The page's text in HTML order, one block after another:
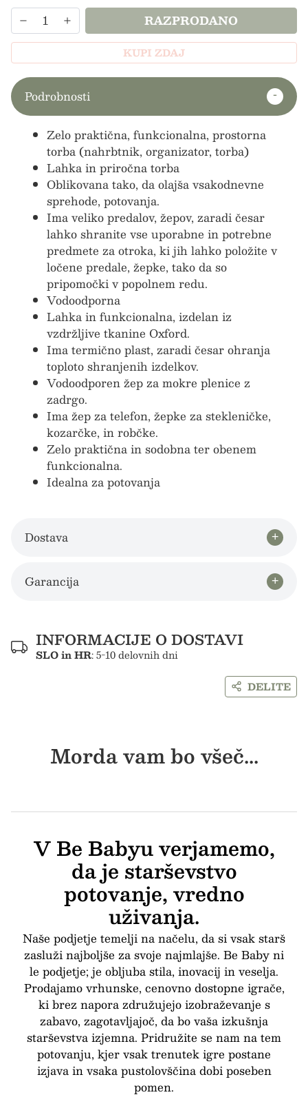
RAZPRODANO
KUPI ZDAJ
Podrobnosti
Zelo praktična, funkcionalna, prostorna
torba (nahrbtnik, organizator, torba)
Lahka in priročna torba
Oblikovana tako, da olajša vsakodnevne
sprehode, potovanja.
Ima veliko predalov, žepov, zaradi česar
lahko shranite vse uporabne in potrebne
predmete za otroka, ki jih lahko položite v
ločene predale, žepke, tako da so
pripomočki v popolnem redu.
Vodoodporna
Lahka in funkcionalna, izdelan iz
vzdržljive tkanine Oxford.
Ima termično plast, zaradi česar ohranja
toploto shranjenih izdelkov.
Vodoodporen žep za mokre plenice z
zadrgo.
Ima žep za telefon, žepke za stekleničke,
kozarčke, in robčke.
Zelo praktična in sodobna ter obenem
funkcionalna.
Idealna za potovanja
Dostava
Garancija
INFORMACIJE O DOSTAVI
SLO in HR: 5-10 delovnih dni
DELITE
Morda vam bo všeč...
V Be Babyu verjamemo,
da je starševstvo
potovanje, vredno
uživanja.
Naše podjetje temelji na načelu, da si vsak starš
zasluži najboljše za svoje najmlajše. Be Baby ni
le podjetje; je obljuba stila, inovacij in veselja.
Prodajamo vrhunske, cenovno dostopne igrače,
ki brez napora združujejo izobraževanje s
zabavo, zagotavljajoč, da bo vaša izkušnja
starševstva izjemna. Pridružite se nam na tem
potovanju, kjer vsak trenutek igre postane
izjava in vsaka pustolovščina dobi poseben
pomen.